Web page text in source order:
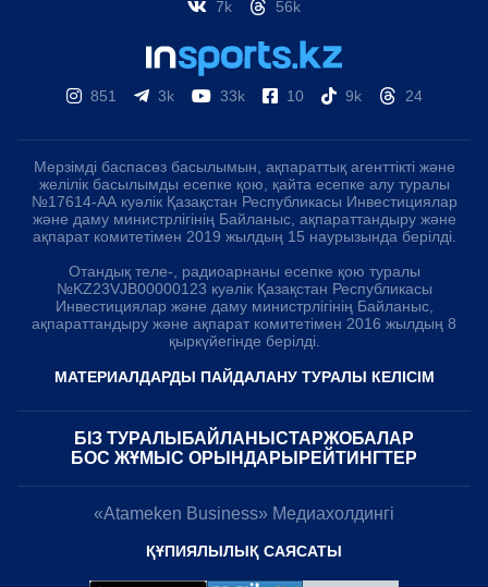
7k
56k
851 3k 33k 10 9k 24
Мерзімді баспасөз басылымын, ақпараттық агенттікті және
желілік басылымды есепке қою, қайта есепке алу туралы
№17614-АА куәлік Қазақстан Республикасы Инвестициялар
және даму министрлігінің Байланыс, ақпараттандыру және
ақпарат комитетімен 2019 жылдың 15 наурызында берілді.
Отандық теле-, радиоарнаны есепке қою туралы
№KZ23VJB00000123 куәлік Қазақстан Республикасы
Инвестициялар және даму министрлігінің Байланыс,
ақпараттандыру және ақпарат комитетімен 2016 жылдың 8
қыркүйегінде берілді.
МАТЕРИАЛДАРДЫ ПАЙДАЛАНУ ТУРАЛЫ КЕЛІСІМ
БІЗ ТУРАЛЫ БАЙЛАНЫСТАРЖОБАЛАР
БОС ЖҰМЫС ОРЫНДАРЫ РЕЙТИНГТЕР
«Atameken Business» Медиахолдингі
ҚҰПИЯЛЫЛЫҚ САЯСАТЫ